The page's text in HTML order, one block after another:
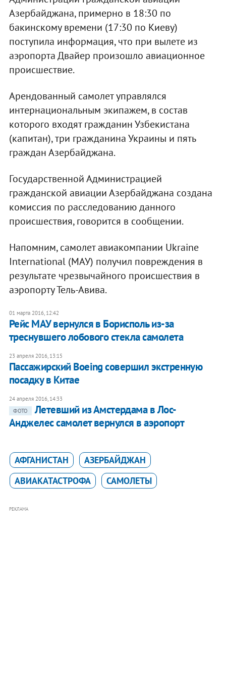
Азербайджана, примерно в 18:30 по
бакинскому времени (17:30 по Киеву)
поступила информация, что при вылете из
аэропорта Двайер произошло авиационное
происшествие.
Арендованный самолет управлялся
интернациональным экипажем, в состав
которого входят гражданин Узбекистана
(капитан), три гражданина Украины и пять
граждан Азербайджана.
Государственной Администрацией
гражданской авиации Азербайджана создана
комиссия по расследованию данного
происшествия, говорится в сообщении.
Напомним, самолет авиакомпании Ukraine
International (МАУ) получил повреждения в
результате чрезвычайного происшествия в
аэропорту Тель-Авива.
01 марта 2016, 12:42
Рейс МАУ вернулся в Борисполь из-за
треснувшего лобового стекла самолета
23 апреля 2016, 13:15
Пассажирский Boeing совершил экстренную
посадку в Китае
24 апреля 2016, 14:33
ФОТО
Летевший из Амстердама в Лос-
Анджелес самолет вернулся в аэропорт
АФГАНИСТАН
АЗЕРБАЙДЖАН
АВИАКАТАСТРОФА
САМОЛЕТЫ
РЕКЛАМА